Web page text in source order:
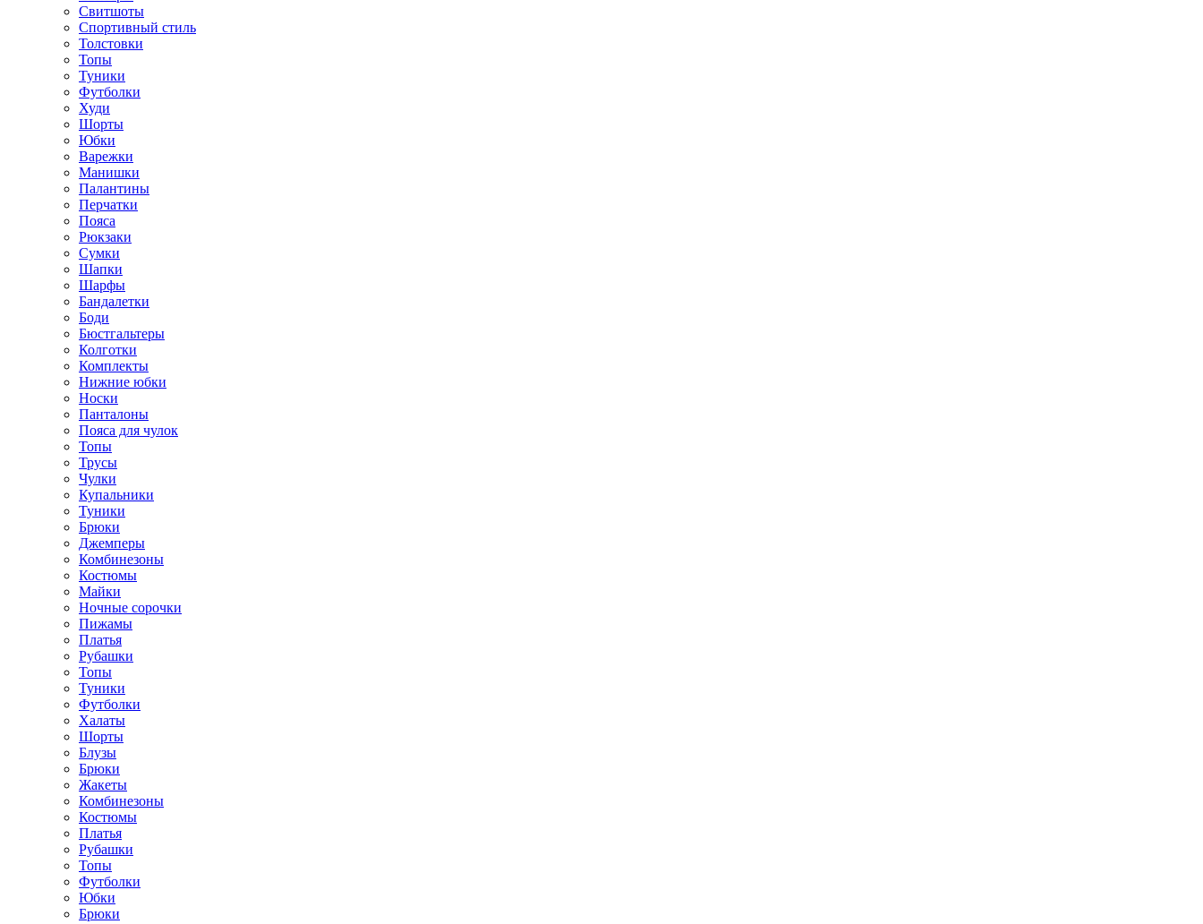
Свитшоты
Спортивный стиль
Толстовки
Топы
Туники
Футболки
Худи
Шорты
Юбки
Варежки
Манишки
Палантины
Перчатки
Пояса
Рюкзаки
Сумки
Шапки
Шарфы
Бандалетки
Боди
Бюстгальтеры
Колготки
Комплекты
Нижние юбки
Носки
Панталоны
Поясa для чулок
Топы
Трусы
Чулки
Купальники
Туники
Брюки
Джемперы
Комбинезоны
Костюмы
Майки
Ночные сорочки
Пижамы
Платья
Рубашки
Топы
Туники
Футболки
Халаты
Шорты
Блузы
Брюки
Жакеты
Комбинезоны
Костюмы
Платья
Рубашки
Топы
Футболки
Юбки
Брюки